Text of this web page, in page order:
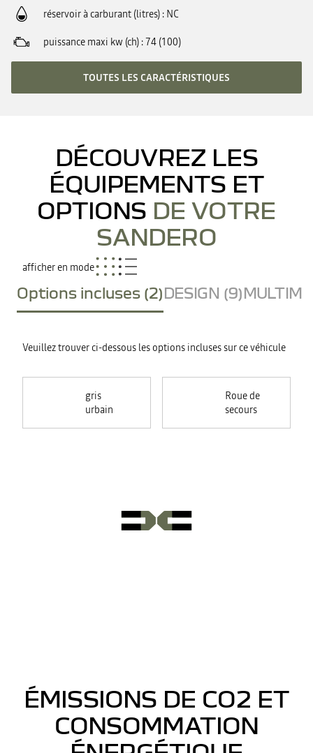
réservoir à carburant (litres) NC
puissance maxi kw (ch) 74 (100)
TOUTES LES CARACTÉRISTIQUES
DÉCOUVREZ LES
ÉQUIPEMENTS ET
OPTIONS DE VOTRE
SANDERO
afficher en mode
Options incluses (2)DESIGN (9)
Veuillez trouver ci-dessous les options incluses sur ce véhicule
gris
urbain
Roue de
secours
ÉMISSIONS DE CO2 ET
CONSOMMATION